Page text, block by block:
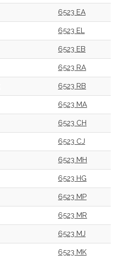
6523 EA
6523 EL
6523 EB
6523 RA
6523 RB
6523 MA
6523 CH
6523 CJ
6523 MH
6523 HG
6523 MP
6523 MR
6523 MJ
6523 MK